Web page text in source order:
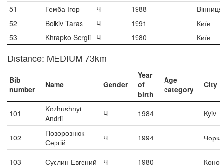
51
Гемба Ігор Ч 1988
52
Boikiv Taras Ч 1991
Київ
53
Khrapko Sergii Ч 1980 Київ
Distance: MEDIUM 73km
Bib
number
Name Gender
Year
of
birth
Age
category
City
101
Kozhushnyi
Andrii
Ч 1984 Kyiv
102
Поворознюк
Сергій
Ч 1994
103 Суслин Евгений Ч 1980